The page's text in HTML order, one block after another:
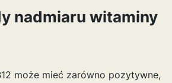
nadmiaru witaminy
może mieć zarówno pozytywne,